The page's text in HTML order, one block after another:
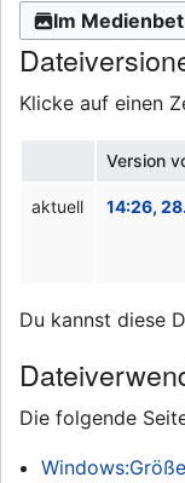
Im
Klicke auf einen
Version
aktuell 14:26,
Du kannst diese
Die folgende